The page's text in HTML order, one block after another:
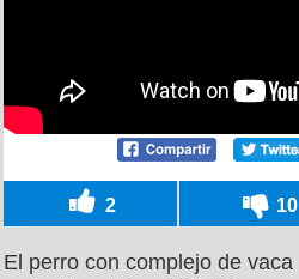
2 10
El perro con complejo de vaca